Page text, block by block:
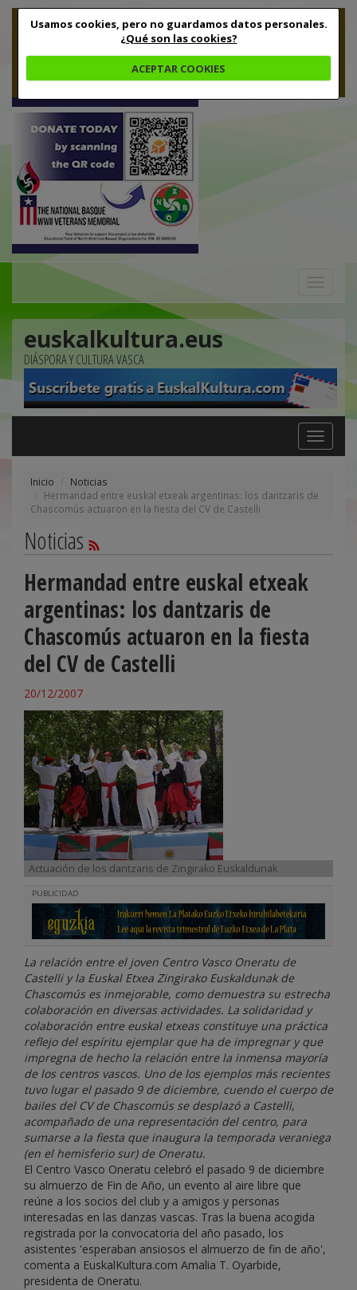
Usamos cookies, pero no guardamos datos personales.
¿Qué son las cookies?
ACEPTAR COOKIES
euskalkultura.eus
DIÁSPORA Y CULTURA VASCA
Toggle
navigation
Inicio
Noticias
Hermandad entre euskal etxeak argentinas: los dantzaris de
Chascomús actuaron en la fiesta del CV de Castelli
Noticias
Hermandad entre euskal etxeak
argentinas: los dantzaris de
Chascomús actuaron en la fiesta
del CV de Castelli
20/12/2007
Actuación de los dantzaris de Zingirako Euskaldunak
PUBLICIDAD
La relación entre el joven Centro Vasco Oneratu de
Castelli y la Euskal Etxea Zingirako Euskaldunak de
Chascomús es inmejorable, como demuestra su estrecha
colaboración en diversas actividades. La solidaridad y
colaboración entre euskal etxeas constituye una práctica
reflejo del espíritu ejemplar que ha de impregnar y que
impregna de hecho la relación entre la inmensa mayoría
de los centros vascos. Uno de los ejemplos más recientes
tuvo lugar el pasado 9 de diciembre, cuendo el cuerpo de
bailes del CV de Chascomús se desplazó a Castelli,
acompañado de una representación del centro, para
sumarse a la fiesta que inaugura la temporada veraniega
(en el hemisferio sur) de Oneratu.
El Centro Vasco Oneratu celebró el pasado 9 de diciembre
su almuerzo de Fin de Año, un evento al aire libre que
reúne a los socios del club y a amigos y personas
interesadas en las danzas vascas. Tras la buena acogida
registrada por la convocatoria del año pasado, los
asistentes 'esperaban ansiosos el almuerzo de fin de año',
comenta a EuskalKultura.com Amalia T. Oyarbide,
presidenta de Oneratu.